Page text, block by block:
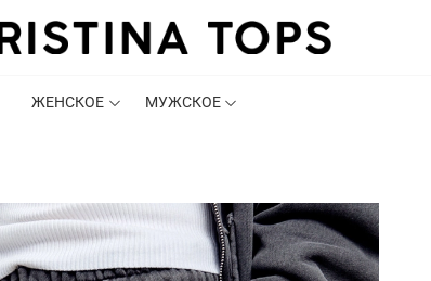
ЖЕНСКОЕ МУЖСКОЕ